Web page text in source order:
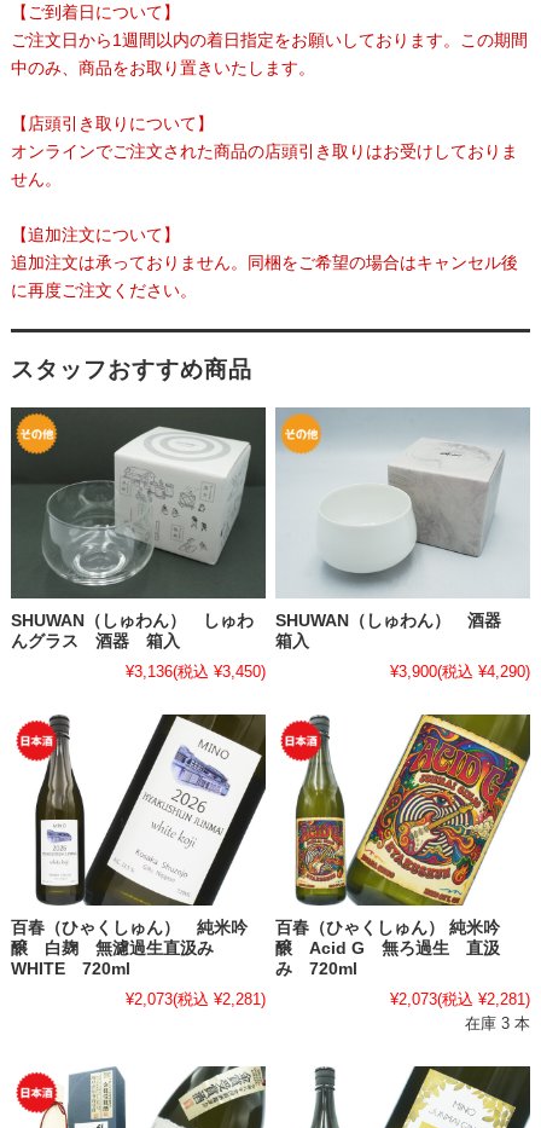
【ご到着日について】
ご注文日から1週間以内の着日指定をお願いしております。この期間
中のみ、商品をお取り置きいたします。
【店頭引き取りについて】
オンラインでご注文された商品の店頭引き取りはお受けしておりま
せん。
【追加注文について】
追加注文は承っておりません。同梱をご希望の場合はキャンセル後
に再度ご注文ください。
スタッフおすすめ商品
SHUWAN（しゅわん） しゅわ
んグラス 酒器 箱入
¥3,136(税込 ¥3,450)
SHUWAN（しゅわん） 酒器
箱入
¥3,900(税込 ¥4,290)
百春（ひゃくしゅん） 純米吟
醸 白麹 無濾過生直汲み
WHITE 720ml
¥2,073(税込 ¥2,281)
百春（ひゃくしゅん） 純米吟
醸 Acid G 無ろ過生 直汲
み 720ml
¥2,073(税込 ¥2,281)
在庫 3 本